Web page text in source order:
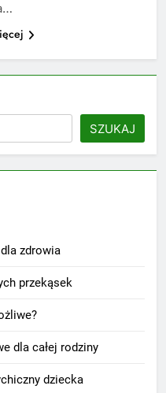
SZUKAJ
zdrowia
przekąsek
dla całej rodziny
dziecka